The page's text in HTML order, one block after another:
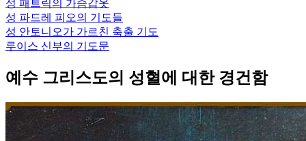
성 패트릭의 가슴갑옷
성 파드레 피오의 기도들
성 안토니오가 가르친 축출 기도
루이스 신부의 기도문
예수 그리스도의 성혈에 대한 경건함